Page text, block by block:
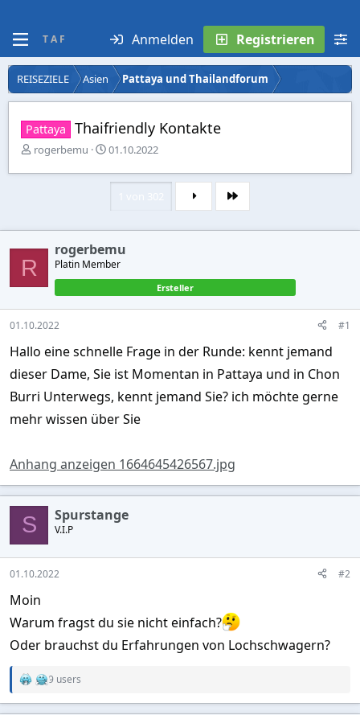
T A F Anmelden Registrieren
REISEZIELE Asien Pattaya und Thailandforum
Pattaya Thaifriendly Kontakte
E
s
l
e
r
rogerbemu
E
s
l
t
a
m
01.10.2022
Letzte
R
rogerbemu
Platin Member
Ersteller
01.10.2022 #1
Hallo eine schnelle Frage in der Runde: kennt jemand
dieser Dame, Sie ist Momentan in Pattaya und in Chon
Burri Unterwegs, kennt jemand Sie? ich möchte gerne
mehr wissen über Sie
Anhang anzeigen 1664645426567.jpg
S Spurstange
V.I.P
01.10.2022 #2
Moin
Warum fragst du sie nicht einfach?
Oder brauchst du Erfahrungen von Lochschwagern?
R
9 users